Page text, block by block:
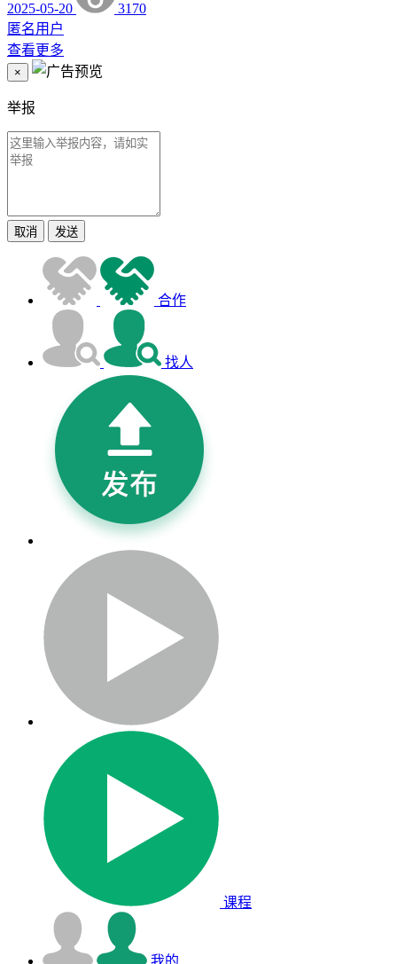
2025-05-20
3170
匿名用户
查看更多
×
举报
取消 发送
合作
找人
课程